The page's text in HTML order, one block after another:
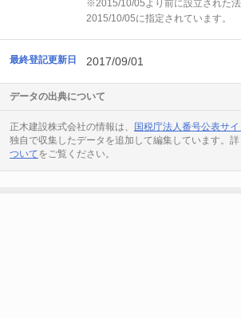
※2015/10/05より前に設立された
2015/10/05に指定されています。
最終登記更新日 2017/09/01
データの出典について
正木建設株式会社の情報は、 国税庁法人番号公表サイ
独自で収集したデータを追加して編集しています。詳
ついてをご覧ください。